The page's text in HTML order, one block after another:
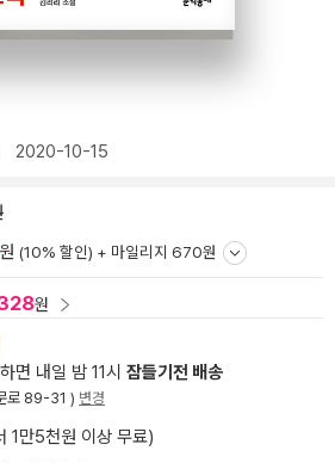
2020-10-15
원 (10% 할인) + 마일리지 670원
원
면 내일 밤 11시 잠들기전 배송
로 89-31 ) 변경
1만5천원 이상 무료)